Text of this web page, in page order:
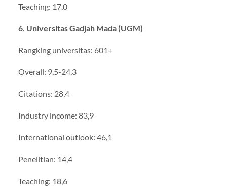
Teaching: 17,0
6. Universitas Gadjah Mada (UGM)
Rangking universitas: 601+
Overall: 9,5-24,3
Citations: 28,4
Industry income: 83,9
International outlook: 46,1
Penelitian: 14,4
Teaching: 18,6